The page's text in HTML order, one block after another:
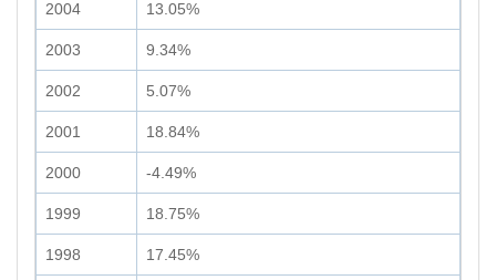
2004 13.05%
2003 9.34%
2002 5.07%
2001 18.84%
2000 -4.49%
1999 18.75%
1998 17.45%